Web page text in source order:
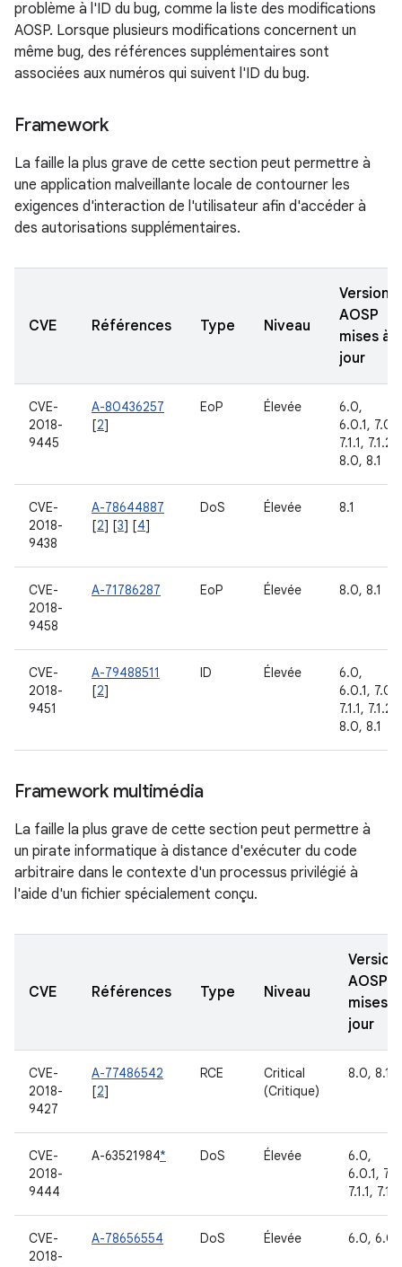
problème à l'ID du bug, comme la liste des modifications
AOSP. Lorsque plusieurs modifications concernent un
même bug, des références supplémentaires sont
associées aux numéros qui suivent l'ID du bug.
Framework
La faille la plus grave de cette section peut permettre à
une application malveillante locale de contourner les
exigences d'interaction de l'utilisateur afin d'accéder à
des autorisations supplémentaires.
CVE Références Type Niveau
Versions
AOSP
mises à
jour
CVE-
2018-
9445
A-80436257
[2]
EoP Élevée
6.0,
6.0.1, 7.0,
7.1.1, 7.1.2,
8.0, 8.1
CVE-
2018-
9438
A-78644887
[2] [3] [4]
DoS Élevée 8.1
CVE-
2018-
9458
A-71786287 EoP Élevée 8.0, 8.1
CVE-
2018-
9451
A-79488511
[2]
ID Élevée
6.0,
6.0.1, 7.0,
7.1.1, 7.1.2,
8.0, 8.1
Framework multimédia
La faille la plus grave de cette section peut permettre à
un pirate informatique à distance d'exécuter du code
arbitraire dans le contexte d'un processus privilégié à
l'aide d'un fichier spécialement conçu.
CVE Références Type Niveau
AOSP
mises à
jour
CVE-
2018-
9427
A-77486542
[2]
RCE
Critical
(Critique)
8.0, 8.1
CVE-
2018-
9444
A-63521984* DoS Élevée
6.0,
6.0.1,
7.1.1, 7.1.2
CVE-
2018-
A-78656554 DoS Élevée 6.0, 6.0.1